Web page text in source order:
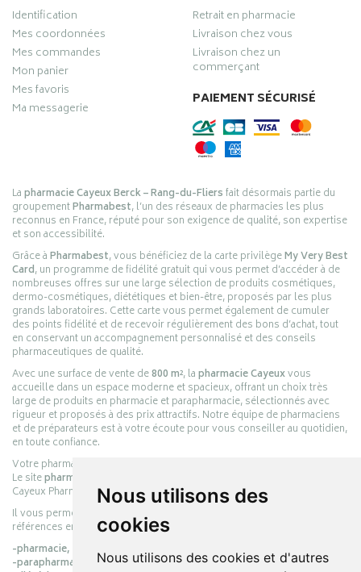
Nous utilisons des
cookies
Nous utilisons des cookies et d'autres
Identification
Mes coordonnées
Mes commandes
Mon panier
Mes favoris
Ma messagerie
Retrait en pharmacie
Livraison chez vous
Livraison chez un
commerçant
PAIEMENT SÉCURISÉ
Lapharmacie Cayeux Berck – Rang-du-Fliersfait désormais partie du
groupementPharmabest, l’un des réseaux de pharmacies les plus
reconnus en France, réputé pour son exigence de qualité, son expertise
et son accessibilité.
Grâce àPharmabest, vous bénéficiez de la carte privilègeMy Very Best
Card, un programme de fidélité gratuit qui vous permet d’accéder à de
nombreuses offres sur une large sélection de produits cosmétiques,
dermo-cosmétiques, diététiques et bien-être, proposés par les plus
grands laboratoires. Cette carte vous permet également de cumuler
des points fidélité et de recevoir régulièrement des bons d’achat, tout
en conservant un accompagnement personnalisé et des conseils
pharmaceutiques de qualité.
Avec une surface de vente de800 m², lapharmacie Cayeuxvous
accueille dans un espace moderne et spacieux, offrant un choix très
large de produits en pharmacie et parapharmacie, sélectionnés avec
rigueur et proposés à des prix attractifs. Notre équipe de pharmaciens
et de préparateurs est à votre écoute pour vous conseiller au quotidien,
en toute confiance.
Votre pharmacie en ligne :
Le sitepharmacie-cayeux.fr
Cayeux Pharmabest Berck-sur-Mer – Rang-du-Fliers.
Il vous permet de réaliser vos achats en ligne parmi des milliers de
références en :
-pharmacie,
-parapharmacie,